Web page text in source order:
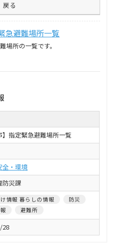
戻る
急避難場所一覧
場所の一覧です。
】指定緊急避難場所一覧
全・環境
防災課
情報 暮らしの情報
防災
避難所
28